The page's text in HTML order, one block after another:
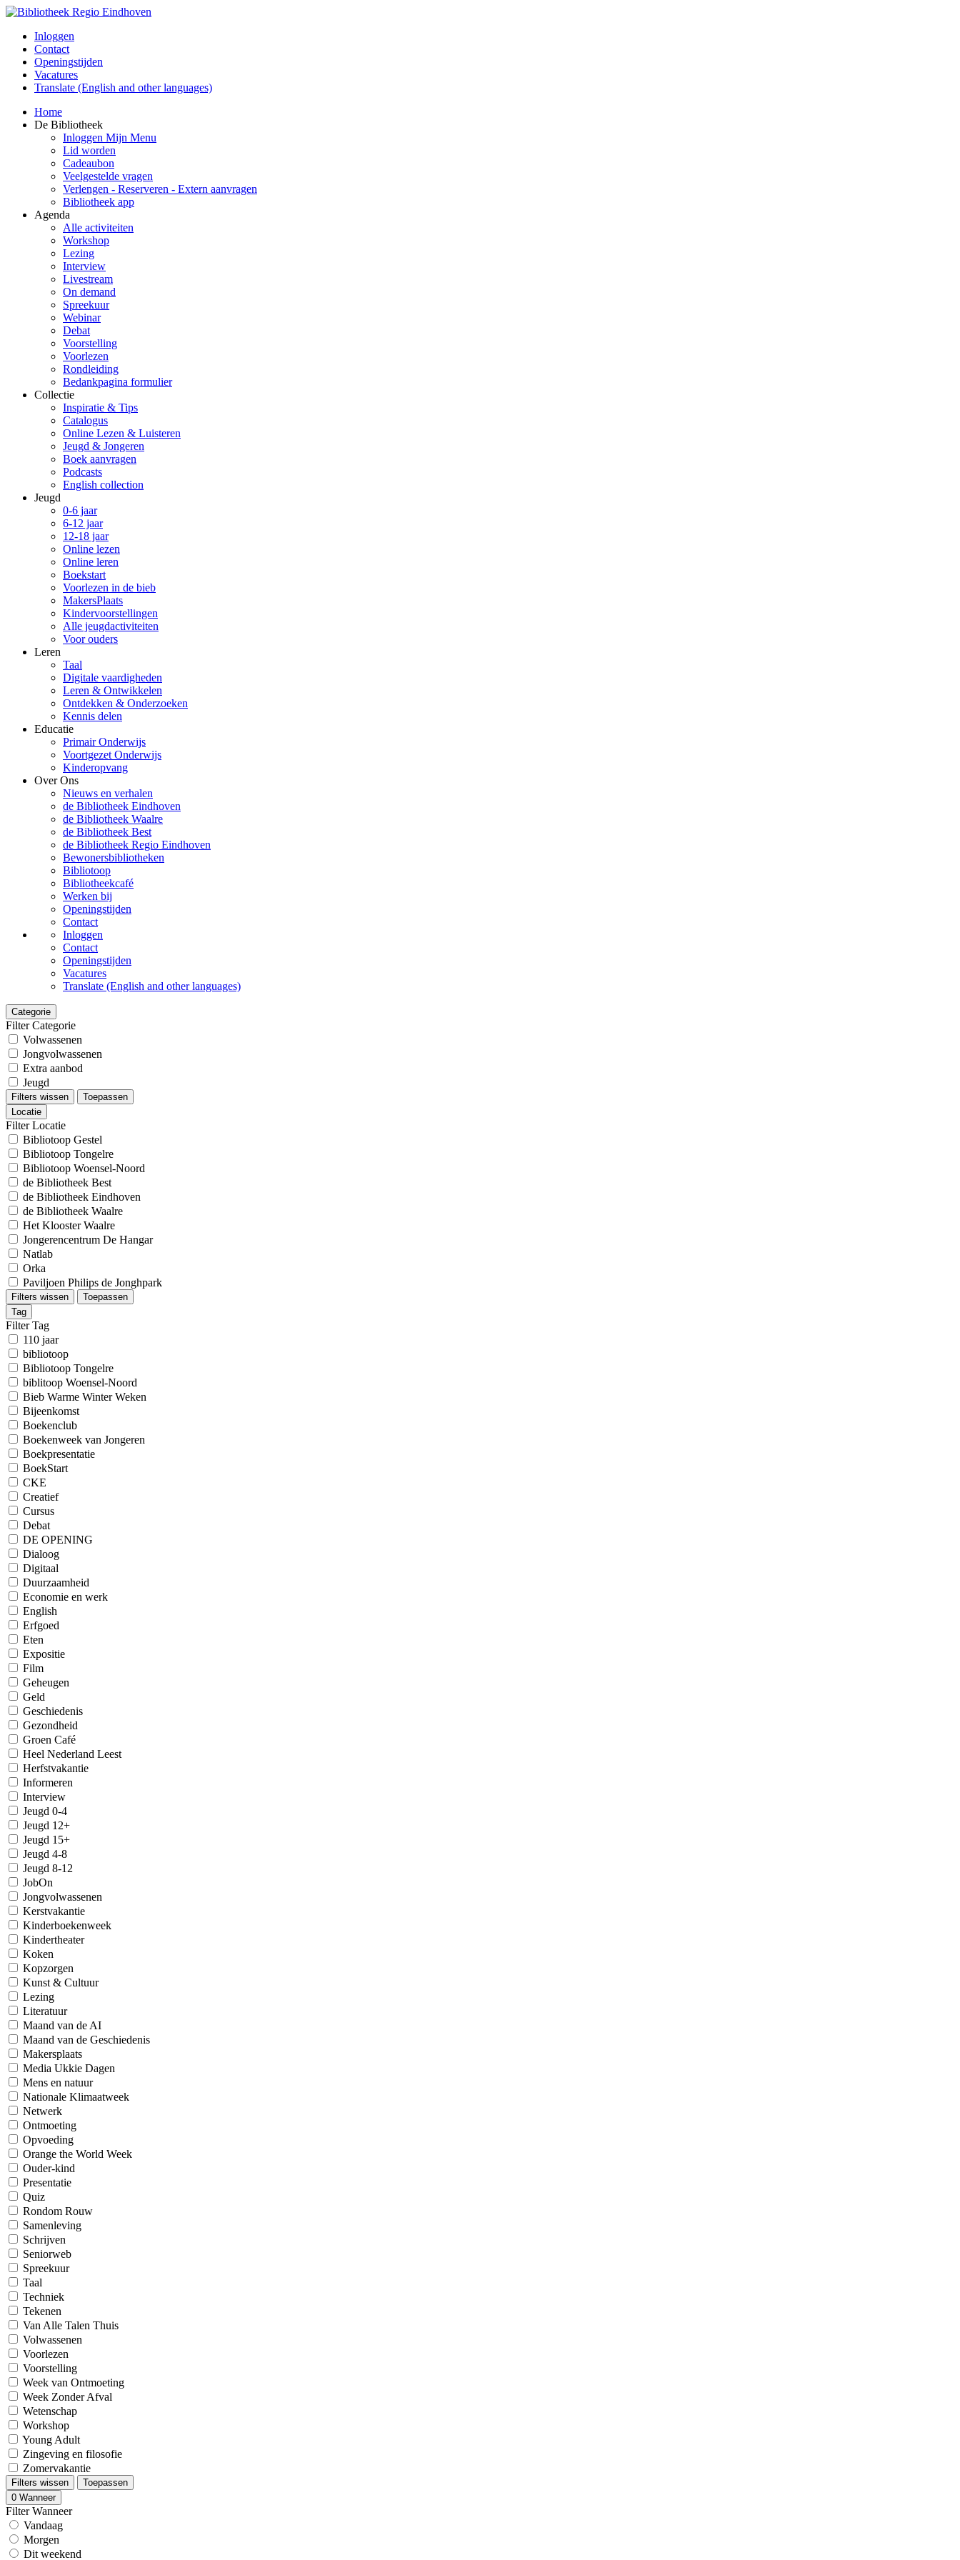
Inloggen
Contact
Openingstijden
Vacatures
Translate (English and other languages)
Home
De Bibliotheek
Inloggen Mijn Menu
Lid worden
Cadeaubon
Veelgestelde vragen
Verlengen - Reserveren - Extern aanvragen
Bibliotheek app
Agenda
Alle activiteiten
Workshop
Lezing
Interview
Livestream
On demand
Spreekuur
Webinar
Debat
Voorstelling
Voorlezen
Rondleiding
Bedankpagina formulier
Collectie
Inspiratie & Tips
Catalogus
Online Lezen & Luisteren
Jeugd & Jongeren
Boek aanvragen
Podcasts
English collection
Jeugd
0-6 jaar
6-12 jaar
12-18 jaar
Online lezen
Online leren
Boekstart
Voorlezen in de bieb
MakersPlaats
Kindervoorstellingen
Alle jeugdactiviteiten
Voor ouders
Leren
Taal
Digitale vaardigheden
Leren & Ontwikkelen
Ontdekken & Onderzoeken
Kennis delen
Educatie
Primair Onderwijs
Voortgezet Onderwijs
Kinderopvang
Over Ons
Nieuws en verhalen
de Bibliotheek Eindhoven
de Bibliotheek Waalre
de Bibliotheek Best
de Bibliotheek Regio Eindhoven
Bewonersbibliotheken
Bibliotoop
Bibliotheekcafé
Werken bij
Openingstijden
Contact
Inloggen
Contact
Openingstijden
Vacatures
Translate (English and other languages)
Categorie
Filter Categorie
Volwassenen
Jongvolwassenen
Extra aanbod
Jeugd
Filters wissen
Toepassen
Locatie
Filter Locatie
Bibliotoop Gestel
Bibliotoop Tongelre
Bibliotoop Woensel-Noord
de Bibliotheek Best
de Bibliotheek Eindhoven
de Bibliotheek Waalre
Het Klooster Waalre
Jongerencentrum De Hangar
Natlab
Orka
Paviljoen Philips de Jonghpark
Filters wissen
Toepassen
Tag
Filter Tag
110 jaar
bibliotoop
Bibliotoop Tongelre
biblitoop Woensel-Noord
Bieb Warme Winter Weken
Bijeenkomst
Boekenclub
Boekenweek van Jongeren
Boekpresentatie
BoekStart
CKE
Creatief
Cursus
Debat
DE OPENING
Dialoog
Digitaal
Duurzaamheid
Economie en werk
English
Erfgoed
Eten
Expositie
Film
Geheugen
Geld
Geschiedenis
Gezondheid
Groen Café
Heel Nederland Leest
Herfstvakantie
Informeren
Interview
Jeugd 0-4
Jeugd 12+
Jeugd 15+
Jeugd 4-8
Jeugd 8-12
JobOn
Jongvolwassenen
Kerstvakantie
Kinderboekenweek
Kindertheater
Koken
Kopzorgen
Kunst & Cultuur
Lezing
Literatuur
Maand van de AI
Maand van de Geschiedenis
Makersplaats
Media Ukkie Dagen
Mens en natuur
Nationale Klimaatweek
Netwerk
Ontmoeting
Opvoeding
Orange the World Week
Ouder-kind
Presentatie
Quiz
Rondom Rouw
Samenleving
Schrijven
Seniorweb
Spreekuur
Taal
Techniek
Tekenen
Van Alle Talen Thuis
Volwassenen
Voorlezen
Voorstelling
Week van Ontmoeting
Week Zonder Afval
Wetenschap
Workshop
Young Adult
Zingeving en filosofie
Zomervakantie
Filters wissen
Toepassen
0 Wanneer
Filter Wanneer
Vandaag
Morgen
Dit weekend